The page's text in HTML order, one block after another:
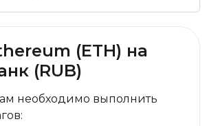
(ETH) на
(RUB)
необходимо выполнить